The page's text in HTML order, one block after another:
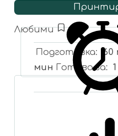
Любими
Подготовка 60
мин Готово за